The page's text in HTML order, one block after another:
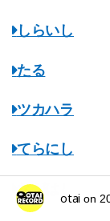
しらいし
たる
ツカハラ
てらにし
ながはし
otai on